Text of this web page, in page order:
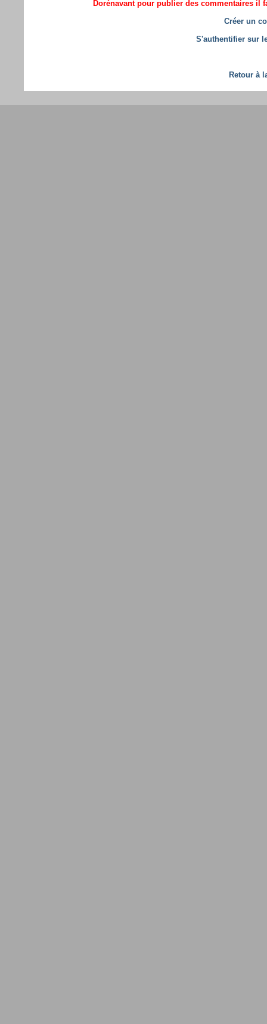
Dorénavant pour publier des commentaires il
Créer un
S'authentifier sur
Retour à